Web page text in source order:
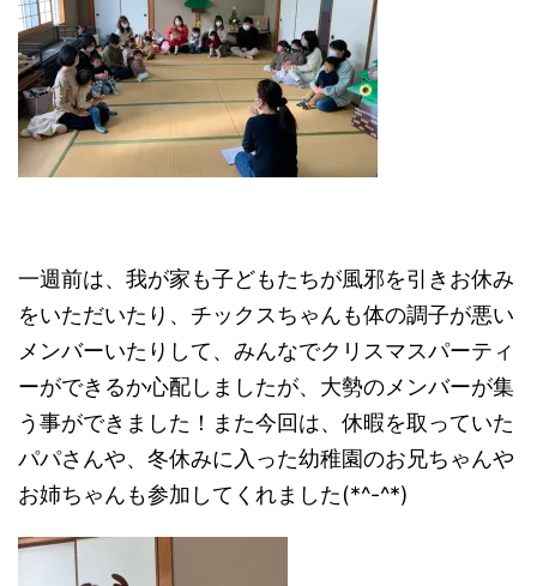
一週前は、我が家も子どもたちが風邪を引きお休み
をいただいたり、チックスちゃんも体の調子が悪い
メンバーいたりして、みんなでクリスマスパーティ
ーができるか心配しましたが、大勢のメンバーが集
う事ができました！また今回は、休暇を取っていた
パパさんや、冬休みに入った幼稚園のお兄ちゃんや
お姉ちゃんも参加してくれました(*^-^*)